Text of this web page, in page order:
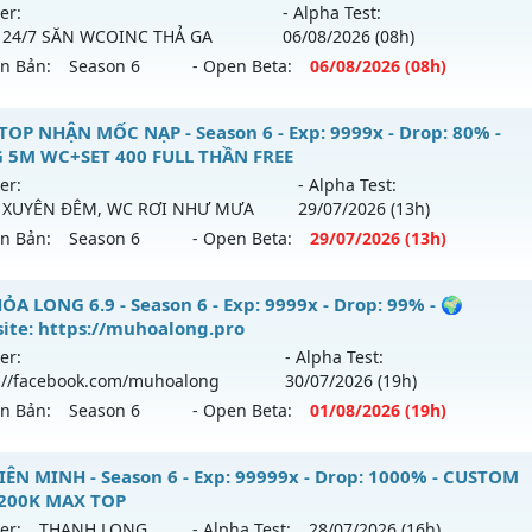
08/2626
- Drop: 20%
Mu Nguyên bản Webzen
XShield
24/7 SĂN WCOINC THẢ GA
- Alpha Test:
06/08/2026 (08h)
Bản:
Season 6 - Open Beta: 06/08/2026 (08h)
NHẬN MỐC NẠP - TẶNG SET 400 FULL THẦN+3M WC
ra tháng 08 2026 - Mở máy chủBOSS 24/7 SĂN WCOINC
08/2626
- Drop: 80%
Mu Nguyên bản Webzen
KHÔNG THỂ HACK
NHẬN MỐC NẠP - Season 6 - Exp: 9999x - Drop: 80% -
5M WC+SET 400 FULL THẦN FREE
XUYÊN ĐÊM, WC RƠI NHƯ MƯA
- Alpha Test:
29/07/2026 (13h)
Bản:
Season 6 - Open Beta: 29/07/2026 (13h)
NHẬN MỐC NẠP - TẶNG 5M WC+SET 400 FULL THẦN
ra tháng 07 2026 - Mở máy chủBOSS XUYÊN ĐÊM, WC
29/07/2626
- Drop: 80%
Mu Nguyên bản Webzen
LONG 6.9 - Season 6 - Exp: 9999x - Drop: 99% - 🌍
https://muhoalong.pro
facebook.com/muhoalong
- Alpha Test:
30/07/2026 (19h)
Bản:
Season 6 - Open Beta: 01/08/2026 (19h)
LONG 6.9 - 🌍 Website: https://muhoalong.pro
ra tháng 08 2026 - Mở máy chủ https://facebook.com/
MINH - Season 6 - Exp: 99999x - Drop: 1000% - CUSTOM
MAX TOP